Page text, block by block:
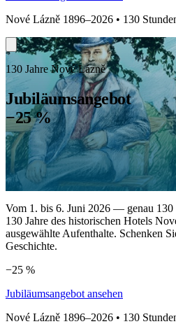
Nové Lázně 1896–2026 • 130
130 Jahre Nové Lázně
Jubiläumsangebot
−25 %
Vom 1. bis 6. Juni 2026 — genau
130 Jahre des historischen Hotels
ausgewählte Aufenthalte. Schenken
Geschichte.
−25 %
Jubiläumsangebot ansehen
Nové Lázně 1896–2026 • 130